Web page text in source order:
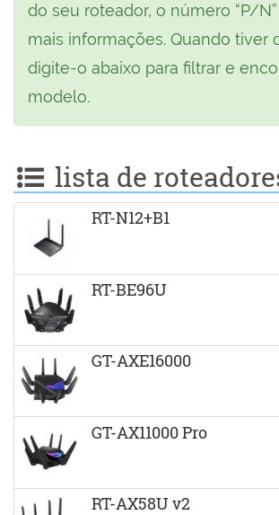
do seu roteador, o número “P/
mais informações. Quando tiver
digite-o abaixo para filtrar e
modelo.
lista de
RT-N12+B1
RT-BE96U
GT-AXE16000
GT-AX11000 Pro
RT-AX58U v2